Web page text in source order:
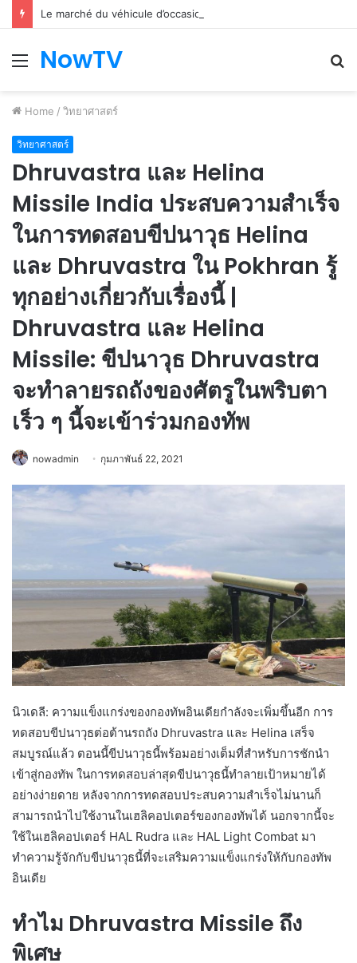
Le marché du véhicule d’occasion en plein essor
Menu
NowTV
Home / วิทยาศาสตร์
วิทยาศาสตร์
Dhruvastra และ Helina
Missile India ประสบความสำเร็จ
ในการทดสอบขีปนาวุธ Helina
และ Dhruvastra ใน Pokhran รู้
ทุกอย่างเกี่ยวกับเรื่องนี้ |
Dhruvastra และ Helina
Missile: ขีปนาวุธ Dhruvastra
จะทำลายรถถังของศัตรูในพริบตา
เร็ว ๆ นี้จะเข้าร่วมกองทัพ
nowadmin กุมภาพันธ์ 22, 2021
นิวเดลี: ความแข็งแกร่งของกองทัพอินเดียกำลังจะเพิ่มขึ้นอีก การ
ทดสอบขีปนาวุธต่อต้านรถถัง Dhruvastra และ Helina เสร็จ
สมบูรณ์แล้ว ตอนนี้ขีปนาวุธนี้พร้อมอย่างเต็มที่สำหรับการชักนำ
เข้าสู่กองทัพ ในการทดสอบล่าสุดขีปนาวุธนี้ทำลายเป้าหมายได้
อย่างง่ายดาย หลังจากการทดสอบประสบความสำเร็จไม่นานก็
สามารถนำไปใช้งานในเฮลิคอปเตอร์ของกองทัพได้ นอกจากนี้จะ
ใช้ในเฮลิคอปเตอร์ HAL Rudra และ HAL Light Combat มา
ทำความรู้จักกับขีปนาวุธนี้ที่จะเสริมความแข็งแกร่งให้กับกองทัพ
อินเดีย
ทำไม Dhruvastra Missile ถึง
พิเศษ